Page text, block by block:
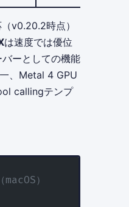
v0.20.2時点）
は速度では優位
ーとしての機能
、Metal 4 GPU
callingテンプ
）